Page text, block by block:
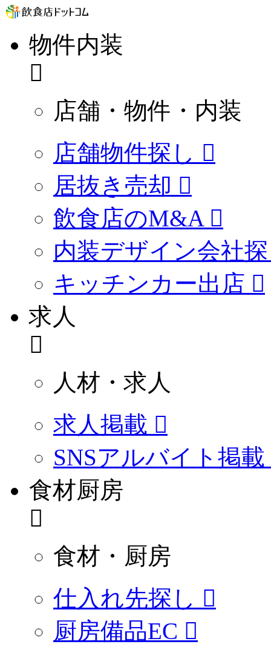
物件内装
店舗・物件・内装
店舗物件探し
居抜き売却
飲食店のM&A
内装デザイン会社
キッチンカー出店
求人
人材・求人
求人掲載
SNSアルバイト掲載
食材厨房
食材・厨房
仕入れ先探し
厨房備品EC